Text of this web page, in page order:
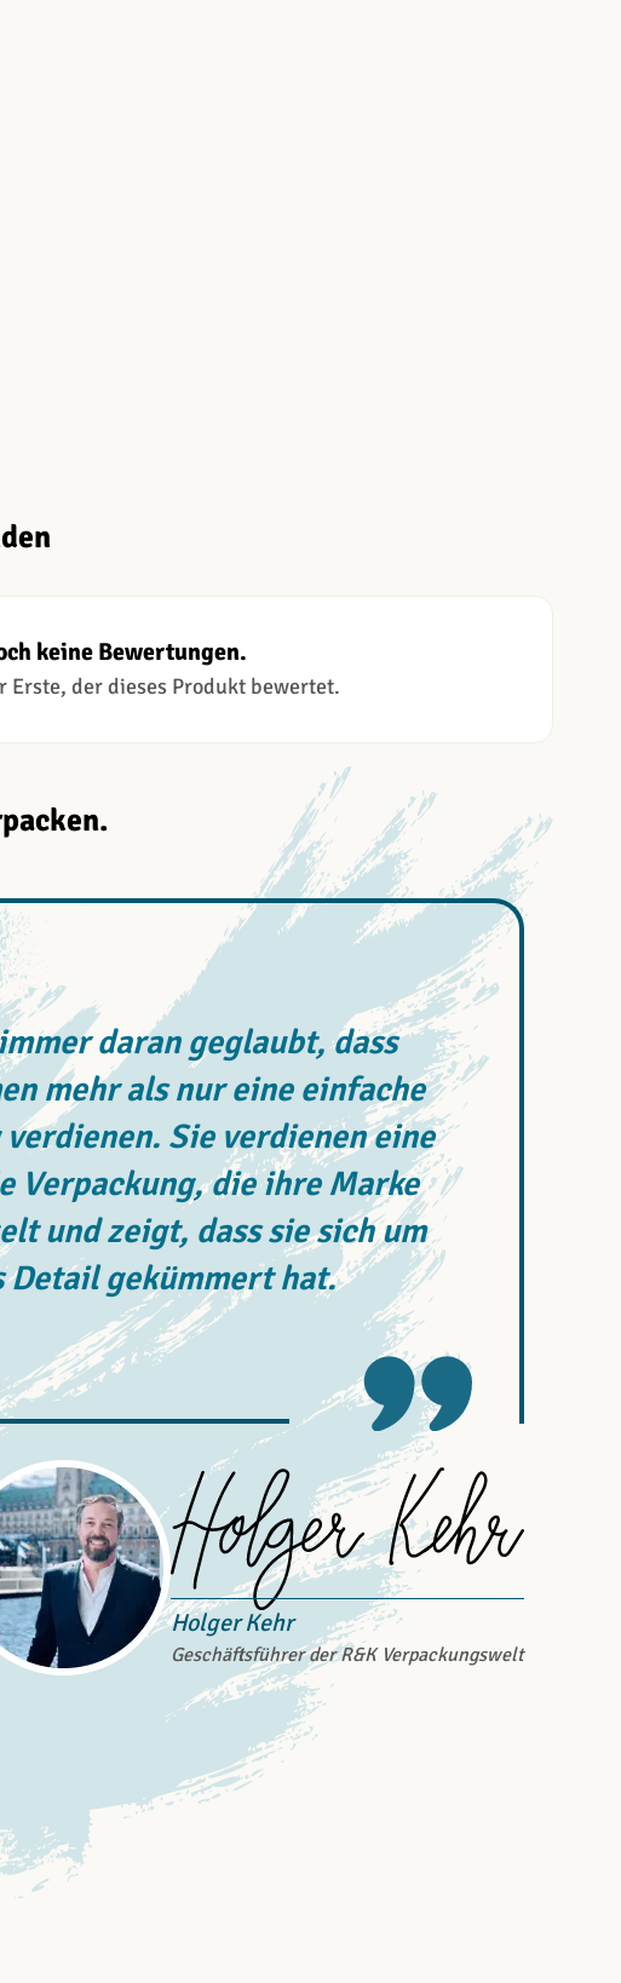
keine Bewertungen.
Erste, der dieses Produkt bewertet.
daran geglaubt, dass
mehr als nur eine einfache
verdienen. Sie verdienen eine
Verpackung, die ihre Marke
und zeigt, dass sie sich um
Detail gekümmert hat.
Holger Kehr
Geschäftsführer der R&K Verpackungswelt